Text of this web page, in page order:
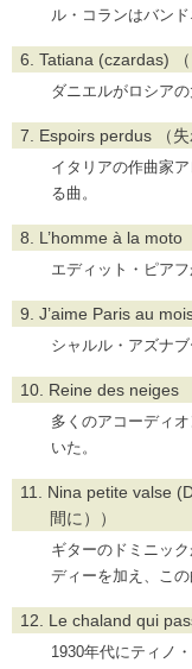
ル・コランはバンド
6. Tatiana (czardas)
ダニエルがロシア
7. Espoirs perdus （失
イタリアの作曲家
る曲。
8. L’homme à la moto
エディット・ピア
9. J’aime Paris au
シャルル・アズナ
10. Reine des neiges
多くのアコーディ
いた。
11. Nina petite valse
間に））
ギターのドミニッ
ディーを加え、この
12. Le chaland qui
1930年代にティノ